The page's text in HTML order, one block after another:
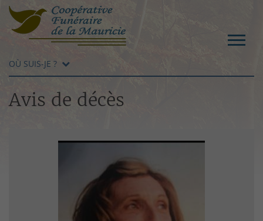
OÙ SUIS-JE ?
Avis de décès